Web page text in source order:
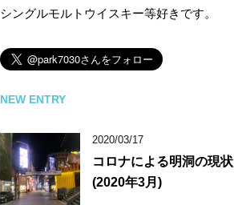
シングルモルトウイスキー等好きです。
NEW ENTRY
2020/03/17
コロナによる明洞の現状
(2020年3月)